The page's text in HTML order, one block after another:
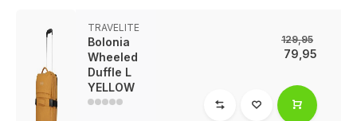
TRAVELITE
Bolonia
Wheeled
Duffle L
YELLOW
129,95
79,95